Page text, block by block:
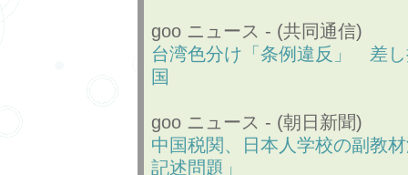
goo ニュース - (共同通信)
台湾色分け「条例違反」 差
国
goo ニュース - (朝日新聞)
中国税関、日本人学校の副教
記述問題」